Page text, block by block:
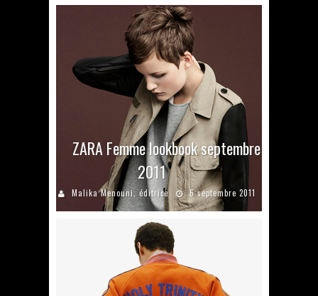
ZARA Femme lookbook septembre
2011
Malika Menouni, éditrice 6 septembre 2011